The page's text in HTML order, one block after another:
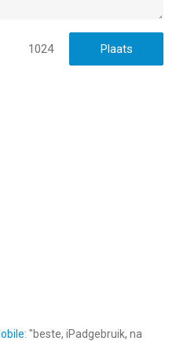
1024
: "beste, iPadgebruik, na